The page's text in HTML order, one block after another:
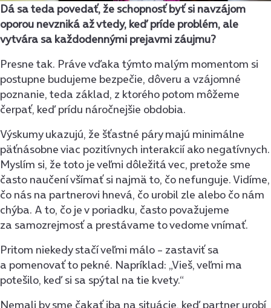
Dá sa teda povedať, že schopnosť byť si navzájom
oporou nevzniká až vtedy, keď príde problém, ale
vytvára sa každodennými prejavmi záujmu?
Presne tak. Práve vďaka týmto malým momentom si
postupne budujeme bezpečie, dôveru a vzájomné
poznanie, teda základ, z ktorého potom môžeme
čerpať, keď prídu náročnejšie obdobia.
Výskumy ukazujú, že šťastné páry majú minimálne
päťnásobne viac pozitívnych interakcií ako negatívnych.
Myslím si, že toto je veľmi dôležitá vec, pretože sme
často naučení všímať si najmä to, čo nefunguje. Vidíme,
čo nás na partnerovi hnevá, čo urobil zle alebo čo nám
chýba. A to, čo je v poriadku, často považujeme
za samozrejmosť a prestávame to vedome vnímať.
Pritom niekedy stačí veľmi málo – zastaviť sa
a pomenovať to pekné. Napríklad: „Vieš, veľmi ma
potešilo, keď si sa spýtal na tie kvety.“
Nemali by sme čakať iba na situácie, keď partner urobí